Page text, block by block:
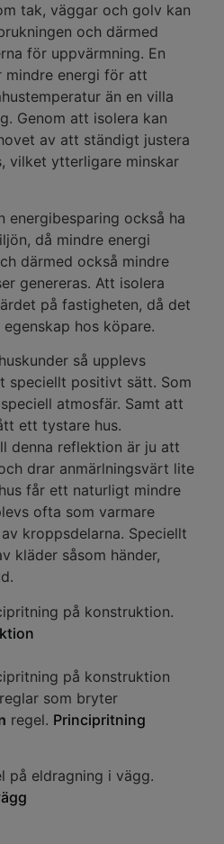
tak, väggar och golv kan
och därmed
för uppvärmning. En
mindre energi för att
än en villa
Genom att isolera kan
av att ständigt justera
vilket ytterligare minskar
energibesparing också ha
då mindre energi
därmed också mindre
genereras. Att isolera
på fastigheten, då det
hos köpare.
så upplevs
speciellt positivt sätt. Som
atmosfär. Samt att
ett tystare hus.
denna reflektion är ju att
drar anmärlningsvärt lite
får ett naturligt mindre
ofta som varmare
kroppsdelarna. Speciellt
kläder såsom händer,
på konstruktion.
på konstruktion
som bryter
regel. Principritning
på eldragning i vägg.